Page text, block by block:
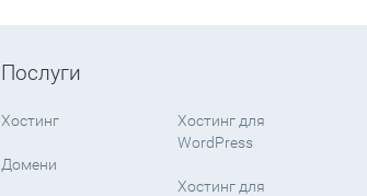
Послуги
Хостинг
Домени
Хостинг для
WordPress
Хостинг для